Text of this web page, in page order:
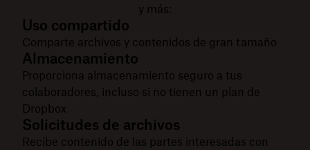
y más:
Uso compartido
Comparte archivos y contenidos de gran tamaño
Almacenamiento
Proporciona almacenamiento seguro a tus
colaboradores, incluso si no tienen un plan de
Dropbox
Solicitudes de archivos
Recibe contenido de las partes interesadas con